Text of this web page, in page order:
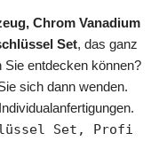
Chrom Vanadium
Set, das ganz
entdecken können?
sich dann wenden.
Set, Profi